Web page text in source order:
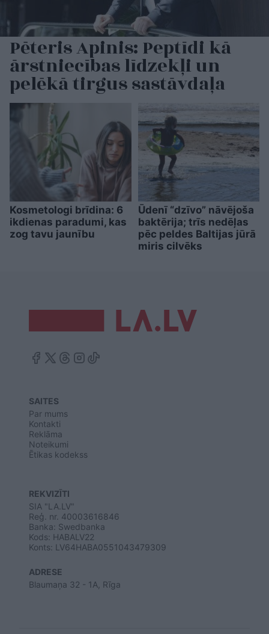
Pēteris Apinis: Peptīdi kā
ārstniecības līdzekļi un
pelēkā tirgus sastāvdaļa
Kosmetologi brīdina: 6
ikdienas paradumi, kas
zog tavu jaunību
Ūdenī “dzīvo” nāvējoša
baktērija; trīs nedēļas
pēc peldes Baltijas jūrā
miris cilvēks
SAITES
Par mums
Kontakti
Reklāma
Noteikumi
Ētikas kodekss
REKVIZĪTI
SIA "LA.LV"
Reģ. nr. 40003616846
Banka: Swedbanka
Kods: HABALV22
Konts: LV64HABA0551043479309
ADRESE
Blaumaņa 32 - 1A, Rīga